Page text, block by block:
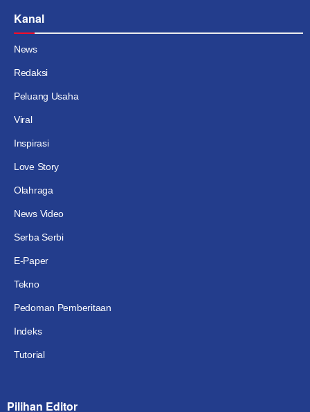
Kanal
News
Redaksi
Peluang Usaha
Viral
Inspirasi
Love Story
Olahraga
News Video
Serba Serbi
E-Paper
Tekno
Pedoman Pemberitaan
Indeks
Tutorial
Pilihan Editor